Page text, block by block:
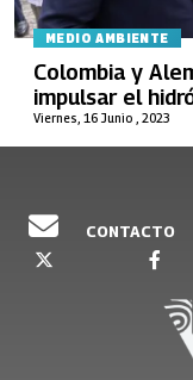
MEDIO AMBIENTE
Viernes, 16 Junio , 2023
Colombia y
impulsar el
CONTACTO